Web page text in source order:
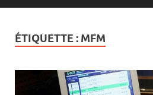
ÉTIQUETTE : MFM